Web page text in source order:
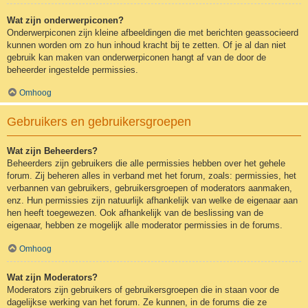
Wat zijn onderwerpiconen?
Onderwerpiconen zijn kleine afbeeldingen die met berichten geassocieerd
kunnen worden om zo hun inhoud kracht bij te zetten. Of je al dan niet
gebruik kan maken van onderwerpiconen hangt af van de door de
beheerder ingestelde permissies.
Omhoog
Gebruikers en gebruikersgroepen
Wat zijn Beheerders?
Beheerders zijn gebruikers die alle permissies hebben over het gehele
forum. Zij beheren alles in verband met het forum, zoals: permissies, het
verbannen van gebruikers, gebruikersgroepen of moderators aanmaken,
enz. Hun permissies zijn natuurlijk afhankelijk van welke de eigenaar aan
hen heeft toegewezen. Ook afhankelijk van de beslissing van de
eigenaar, hebben ze mogelijk alle moderator permissies in de forums.
Omhoog
Wat zijn Moderators?
Moderators zijn gebruikers of gebruikersgroepen die in staan voor de
dagelijkse werking van het forum. Ze kunnen, in de forums die ze